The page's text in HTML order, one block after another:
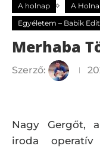
A holnap
A
Egyéletem – Babik
Merhaba
Szerző:
Nagy Gergőt,
iroda operatív